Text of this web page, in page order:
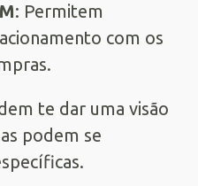
: Permitem
com os
te dar uma visão
podem se